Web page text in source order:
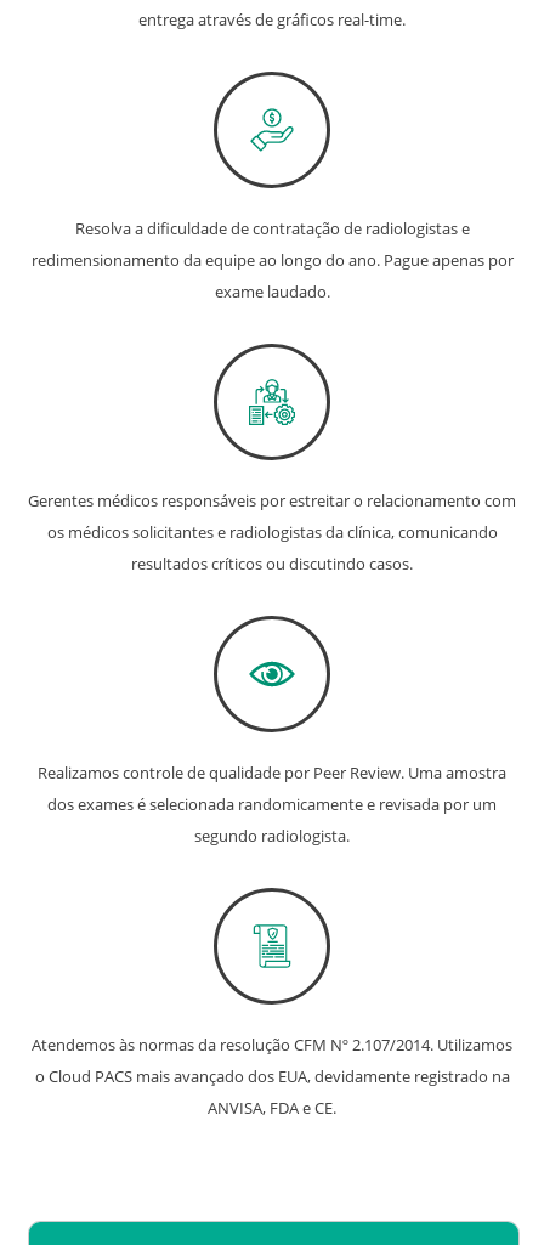
entrega através de gráficos real-time.
Resolva a dificuldade de contratação de radiologistas e
redimensionamento da equipe ao longo do ano. Pague apenas por
exame laudado.
Gerentes médicos responsáveis por estreitar o relacionamento com
os médicos solicitantes e radiologistas da clínica, comunicando
resultados críticos ou discutindo casos.
Realizamos controle de qualidade por Peer Review. Uma amostra
dos exames é selecionada randomicamente e revisada por um
segundo radiologista.
Atendemos às normas da resolução CFM Nº 2.107/2014. Utilizamos
o Cloud PACS mais avançado dos EUA, devidamente registrado na
ANVISA, FDA e CE.